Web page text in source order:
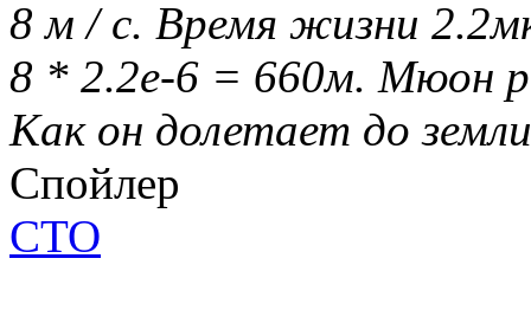
8 м / с. Время жизни
8 * 2.2е-6 = 660м. Мюон
Как он долетает до
Спойлер
СТО